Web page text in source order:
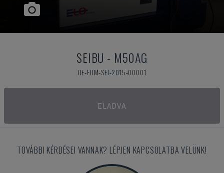
SEIBU - M50AG
DE-EDM-SEI-2015-00001
ELADVA
TOVÁBBI KÉRDÉSEI VANNAK? LÉPJEN KAPCSOLATBA VELÜNK!